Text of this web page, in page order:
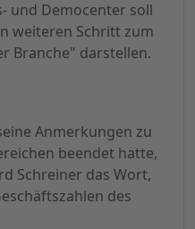
und Democenter soll
weiteren Schritt zum
Branche" darstellen.
Anmerkungen zu
beendet hatte,
Schreiner das Wort,
des